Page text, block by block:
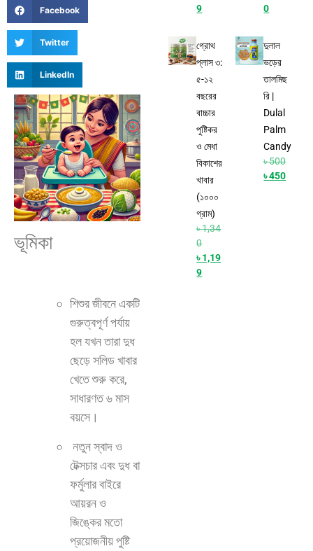
Facebook
Twitter
LinkedIn
ভূমিকা
শিশুর জীবনে একটি
গুরুত্বপূর্ণ পর্যায়
হল যখন তারা দুধ
ছেড়ে সলিড খাবার
খেতে শুরু করে,
সাধারণত ৬ মাস
বয়সে।
নতুন স্বাদ ও
টেক্সচার এবং দুধ বা
ফর্মুলার বাইরে
আয়রন ও
জিঙ্কের মতো
প্রয়োজনীয় পুষ্টি
9
0
গ্রোথ
প্লাস ৩:
৫-১২
বছরের
বাচ্চার
পুষ্টিকর
ও মেধা
বিকাশের
খাবার
(১০০০
গ্রাম)
৳1,34
0
৳1,19
9
দুলাল
ভড়ের
তালমিছ
রি |
Dulal
Palm
Candy
৳500
৳450